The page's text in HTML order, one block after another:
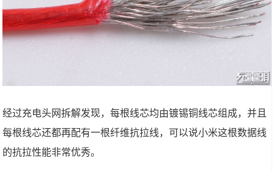
经过充电头网拆解发现，每根线芯均由镀锡铜线芯组成，并且
每根线芯还都再配有一根纤维抗拉线，可以说小米这根数据线
的抗拉性能非常优秀。